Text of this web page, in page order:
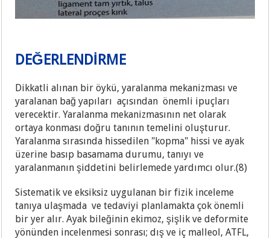
DEĞERLENDİRME
Dikkatli alınan bir öykü, yaralanma mekanizması ve
yaralanan bağ yapıları açısından önemli ipuçları
verecektir. Yaralanma mekanizmasının net olarak
ortaya konması doğru tanının temelini oluşturur.
Yaralanma sırasında hissedilen "kopma" hissi ve ayak
üzerine basıp basamama durumu, tanıyı ve
yaralanmanın şiddetini belirlemede yardımcı olur.(8)
Sistematik ve eksiksiz uygulanan bir fizik inceleme
tanıya ulaşmada ve tedaviyi planlamakta çok önemli
bir yer alır. Ayak bileğinin ekimoz, şişlik ve deformite
yönünden incelenmesi sonrası; dış ve iç malleol, ATFL,